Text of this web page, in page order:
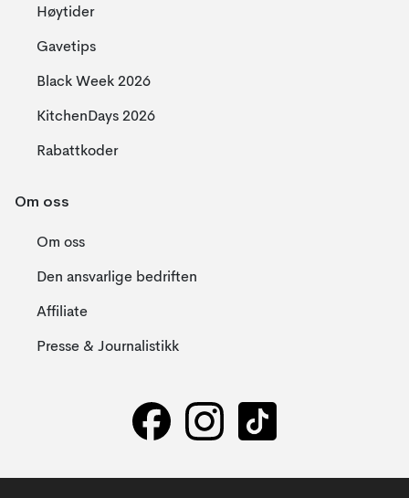
Høytider
Gavetips
Black Week 2026
KitchenDays 2026
Rabattkoder
Om oss
Om oss
Den ansvarlige bedriften
Affiliate
Presse & Journalistikk